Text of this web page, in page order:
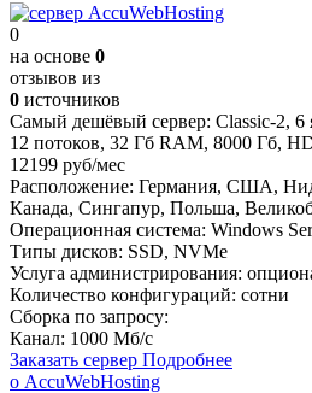
0
на основе 0
отзывов из
0 источников
Самый дешёвый сервер: Classic-2, 6
12 потоков, 32 Гб RAM, 8000 Гб,
12199 руб/мес
Расположение: Германия, США,
Канада, Сингапур, Польша,
Операционная система: Windows
Типы дисков: SSD, NVMe
Услуга администрирования:
Количество конфигураций: сотни
Сборка по запросу:
Канал: 1000 Мб/с
Заказать сервер Подробнее
о AccuWebHosting